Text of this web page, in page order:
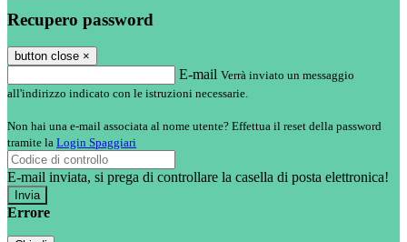
Recupero password
button close ×
E-mail Verrà inviato un messaggio
all'indirizzo indicato con le istruzioni necessarie.
Non hai una e-mail associata al nome utente? Effettua il reset della password
tramite la Login Spaggiari
E-mail inviata, si prega di controllare la casella di posta elettronica!
Errore